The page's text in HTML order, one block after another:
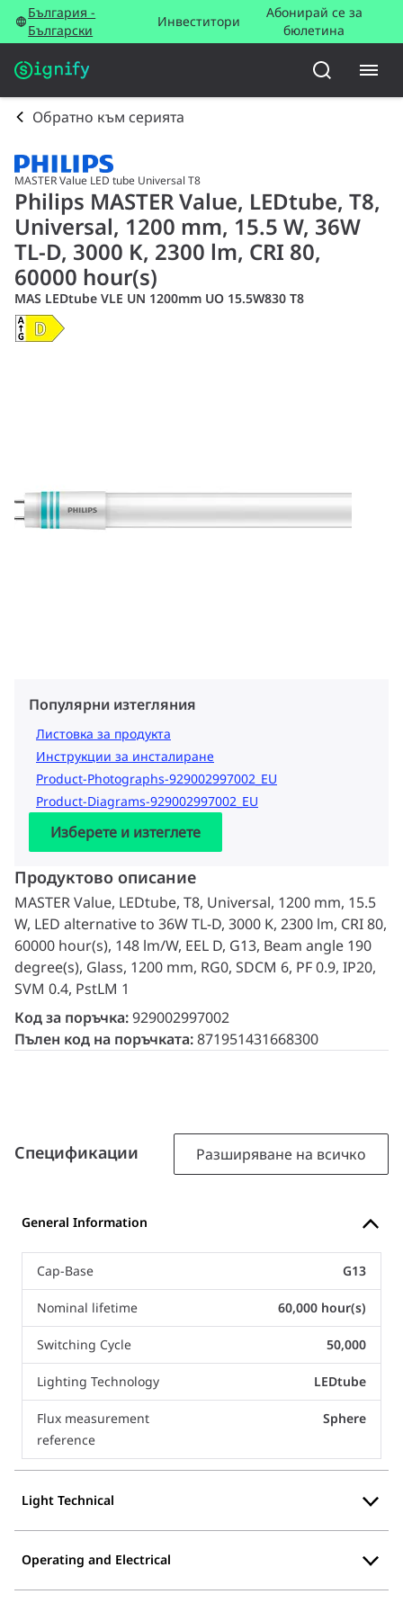
България -
Български
Инвеститори
Абонирай се за
бюлетина
Обратно към серията
MASTER Value LED tube Universal T8
Philips MASTER Value, LEDtube, T8,
Universal, 1200 mm, 15.5 W, 36W
TL-D, 3000 K, 2300 lm, CRI 80,
60000 hour(s)
MAS LEDtube VLE UN 1200mm UO 15.5W830 T8
Популярни изтегляния
Листовка за продукта
Инструкции за инсталиране
Product-Photographs-929002997002_EU
Product-Diagrams-929002997002_EU
Изберете и изтеглете
Продуктово описание
MASTER Value, LEDtube, T8, Universal, 1200 mm, 15.5
W, LED alternative to 36W TL-D, 3000 K, 2300 lm, CRI 80,
60000 hour(s), 148 lm/W, EEL D, G13, Beam angle 190
degree(s), Glass, 1200 mm, RG0, SDCM 6, PF 0.9, IP20,
SVM 0.4, PstLM 1
Код за поръчка:929002997002
Пълен код на поръчката:871951431668300
Спецификации Разширяване на всичко
General Information
Cap-Base G13
Nominal lifetime 60,000 hour(s)
Switching Cycle 50,000
Lighting Technology LEDtube
Flux measurement
reference
Sphere
Light Technical
Operating and Electrical